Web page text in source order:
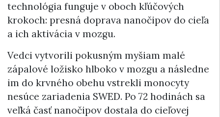
technológia funguje v oboch kľúčových
krokoch: presná doprava nanočipov do cieľa
a ich aktivácia v mozgu.
Vedci vytvorili pokusným myšiam malé
zápalové ložisko hlboko v mozgu a následne
im do krvného obehu vstrekli monocyty
nesúce zariadenia SWED. Po 72 hodinách sa
veľká časť nanočipov dostala do cieľovej